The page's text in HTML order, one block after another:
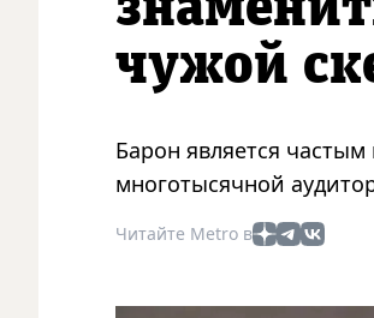
чужой
Барон является
многотысячной
Читайте Metro в